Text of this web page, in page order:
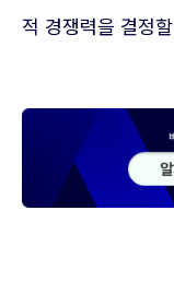
적 경쟁력을 결정